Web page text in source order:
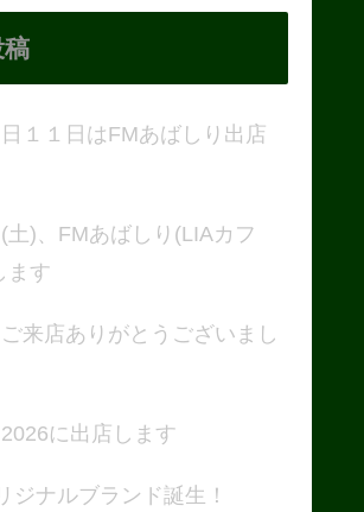
１１日はFMあばしり出店
土)、FMあばしり(LIAカフ
ます
来店ありがとうございまし
に出店します
ジナルブランド誕生！